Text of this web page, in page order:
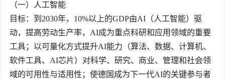
（一）人工智能
目标：到2030年，10%以上的GDP由AI（人工智能）驱
动，提高劳动生产率，AI成为重点科研和应用领域的重要
工具；以可量化方式提升AI能力（算法、数据、计算机、
软件工具、AI芯片）对科学、研究、商业、管理和社会领
域的可用性与适用性；使德国成为下一代AI的关键参与者